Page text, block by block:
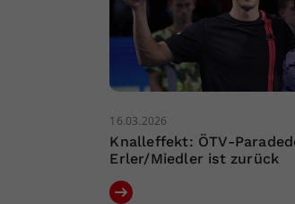
16.03.2026
Knalleffekt: ÖTV-
Erler/Miedler ist zurück